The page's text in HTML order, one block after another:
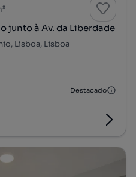
junto à Av. da Liberdade
Lisboa, Lisboa
Destacado